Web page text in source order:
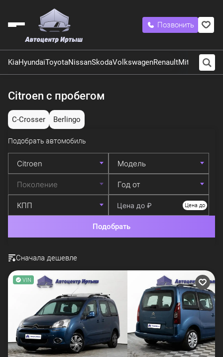
Позвонить
KiaHyundaiToyotaNissanSkodaVolkswagenRenaultMitsubishi
Citroen с пробегом
C-Crosser Berlingo
Подобрать автомобиль
Цена до
Подобрать
Сначала дешевле
VIN